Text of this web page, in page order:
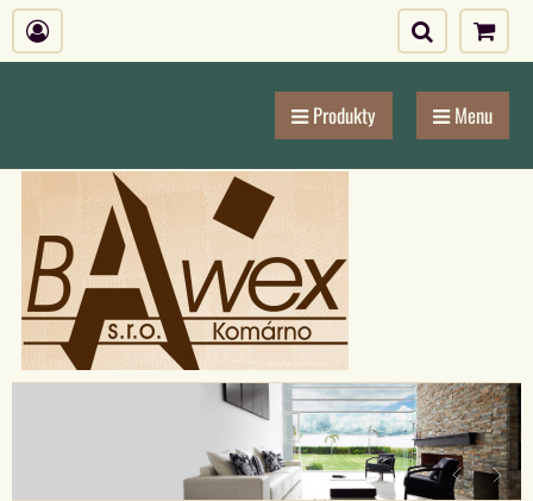
Produkty Menu